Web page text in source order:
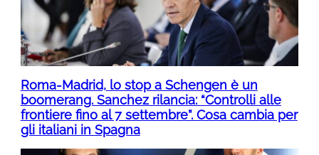
Roma-Madrid, lo stop a Schengen è un
boomerang. Sanchez rilancia: “Controlli alle
frontiere fino al 7 settembre”. Cosa cambia per
gli italiani in Spagna